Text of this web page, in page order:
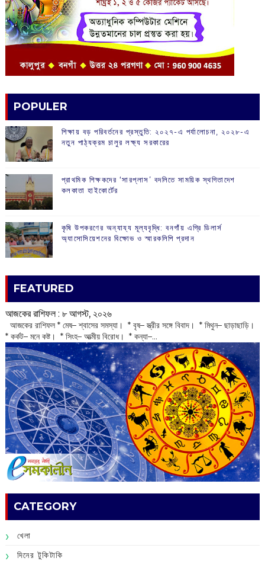
POPULER
শিক্ষায় বড় পরিবর্তনের প্রস্তুতি: ২০২৭-এ পর্যালোচনা, ২০২৮-এ
নতুন পাঠ্যক্রম চালুর লক্ষ্য সরকারের
প্রাথমিক শিক্ষকদের ‘সারপ্লাস’ বদলিতে সাময়িক স্থগিতাদেশ
কলকাতা হাইকোর্টের
কৃষি উপকরণের অন্যায্য মূল্যবৃদ্ধি: বনগাঁয় এগ্রি ডিলার্স
অ্যাসোসিয়েশনের বিক্ষোভ ও স্মারকলিপি প্রদান
FEATURED
আজকের রাশিফল :‌ ‌‌৮ আগস্ট, ২০২৬
‌ আজকের রাশিফল * মেষ– শ্বাসের সমস্যা। * বৃষ– স্ত্রীর সঙ্গে বিবাদ। * মিথুন– ছাড়াছাড়ি।
* কর্কট– মনে কষ্ট। * সিংহ– আত্মীয় বিরোধ। * কন্যা–...
CATEGORY
খেলা
দিনের টুকিটাকি